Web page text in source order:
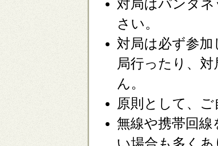
対局はパンダ
さい。
対局は必ず参
局行ったり、
ん。
原則として、
無線や携帯回